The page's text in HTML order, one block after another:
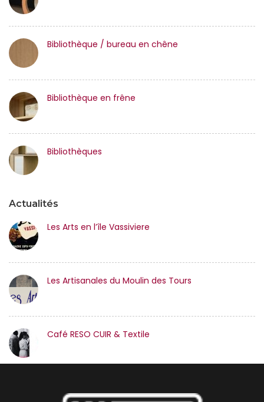
Bibliothèque / bureau en chêne
Bibliothèque en frêne
Bibliothèques
Actualités
Les Arts en l’île Vassiviere
Les Artisanales du Moulin des Tours
Café RESO CUIR & Textile